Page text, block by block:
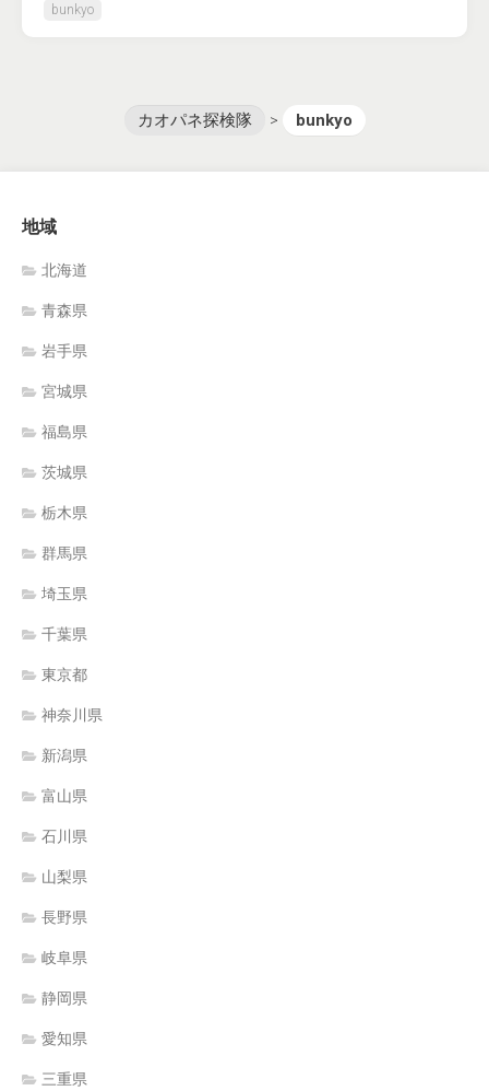
bunkyo
カオパネ探検隊 > bunkyo
地域
北海道
青森県
岩手県
宮城県
福島県
茨城県
栃木県
群馬県
埼玉県
千葉県
東京都
神奈川県
新潟県
富山県
石川県
山梨県
長野県
岐阜県
静岡県
愛知県
三重県